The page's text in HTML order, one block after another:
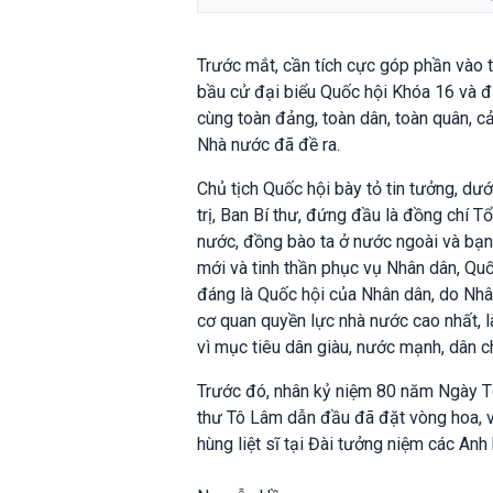
Trước mắt, cần tích cực góp phần
bầu cử đại biểu Quốc hội Khóa 16 và
cùng toàn đảng, toàn dân, toàn quân,
Nhà nước đã đề ra.
Chủ tịch Quốc hội bày tỏ tin tưởng,
trị, Ban Bí thư, đứng đầu là đồng chí
nước, đồng bào ta ở nước ngoài và
mới và tinh thần phục vụ Nhân dân,
đáng là Quốc hội của Nhân dân, do
cơ quan quyền lực nhà nước cao nhất,
vì mục tiêu dân giàu, nước mạnh, dân
Trước đó, nhân kỷ niệm 80 năm Ngày
thư Tô Lâm dẫn đầu đã đặt vòng hoa,
hùng liệt sĩ tại Đài tưởng niệm các